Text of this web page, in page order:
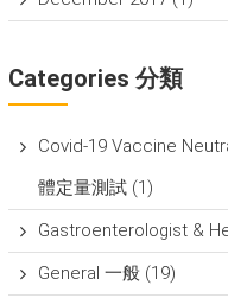
Categories 分類
Covid-19 Vaccine
體定量測試(1)
Gastroenterologist &
General 一般(19)